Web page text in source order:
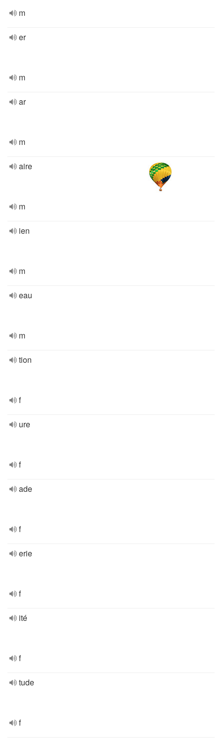
m
er
m
ar
m
aire
m
ien
m
eau
m
tion
f
ure
f
ade
f
erie
f
ité
f
tude
f